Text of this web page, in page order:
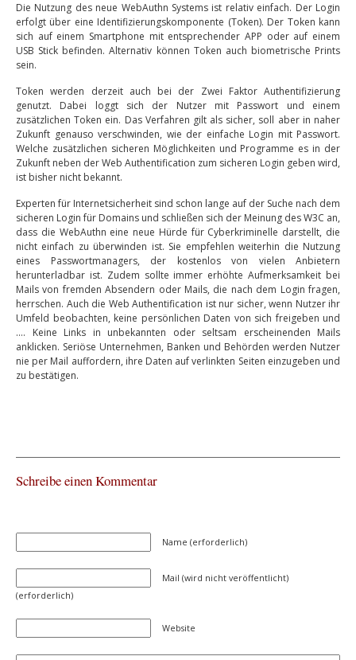
Die Nutzung des neue WebAuthn Systems ist relativ einfach. Der Login
erfolgt über eine Identifizierungskomponente (Token). Der Token kann
sich auf einem Smartphone mit entsprechender APP oder auf einem
USB Stick befinden. Alternativ können Token auch biometrische Prints
sein.
Token werden derzeit auch bei der Zwei Faktor Authentifizierung
genutzt. Dabei loggt sich der Nutzer mit Passwort und einem
zusätzlichen Token ein. Das Verfahren gilt als sicher, soll aber in naher
Zukunft genauso verschwinden, wie der einfache Login mit Passwort.
Welche zusätzlichen sicheren Möglichkeiten und Programme es in der
Zukunft neben der Web Authentification zum sicheren Login geben wird,
ist bisher nicht bekannt.
Experten für Internetsicherheit sind schon lange auf der Suche nach dem
sicheren Login für Domains und schließen sich der Meinung des W3C an,
dass die WebAuthn eine neue Hürde für Cyberkriminelle darstellt, die
nicht einfach zu überwinden ist. Sie empfehlen weiterhin die Nutzung
eines Passwortmanagers, der kostenlos von vielen Anbietern
herunterladbar ist. Zudem sollte immer erhöhte Aufmerksamkeit bei
Mails von fremden Absendern oder Mails, die nach dem Login fragen,
herrschen. Auch die Web Authentification ist nur sicher, wenn Nutzer ihr
Umfeld beobachten, keine persönlichen Daten von sich freigeben und
…. Keine Links in unbekannten oder seltsam erscheinenden Mails
anklicken. Seriöse Unternehmen, Banken und Behörden werden Nutzer
nie per Mail auffordern, ihre Daten auf verlinkten Seiten einzugeben und
zu bestätigen.
Schreibe einen Kommentar
Name (erforderlich)
Mail (wird nicht veröffentlicht)
(erforderlich)
Website